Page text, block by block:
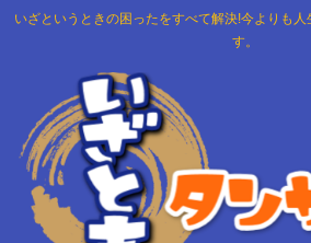
いざというときの困ったをすべて解決!今よりも
す。